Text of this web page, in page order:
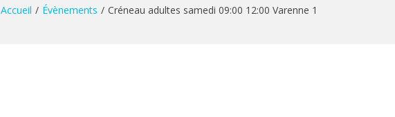
Accueil Évènements Créneau adultes samedi 09:00 12:00 Varenne 1